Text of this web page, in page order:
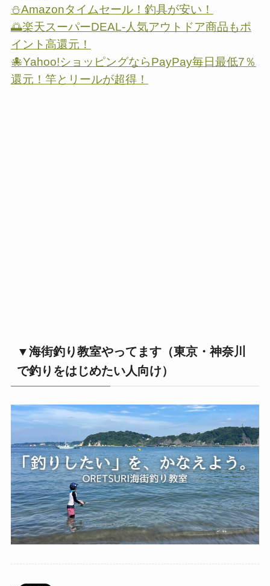
⛄Amazonタイムセール！釣具が安い！
🌅楽天スーパーDEAL-人気アウトドア商品もポ
イント高還元！
🐙Yahoo!ショッピングならPayPay毎日最低7％
還元！竿とリールが超得！
▼海街釣り教室やってます（東京・神奈川
で釣りをはじめたい人向け）